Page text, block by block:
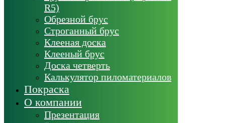
R5)
Обрезной брус
Строганный брус
Клееная доска
Клееный брус
Доска четверть
Калькулятор пиломатериалов
Покраска
О компании
Презентация